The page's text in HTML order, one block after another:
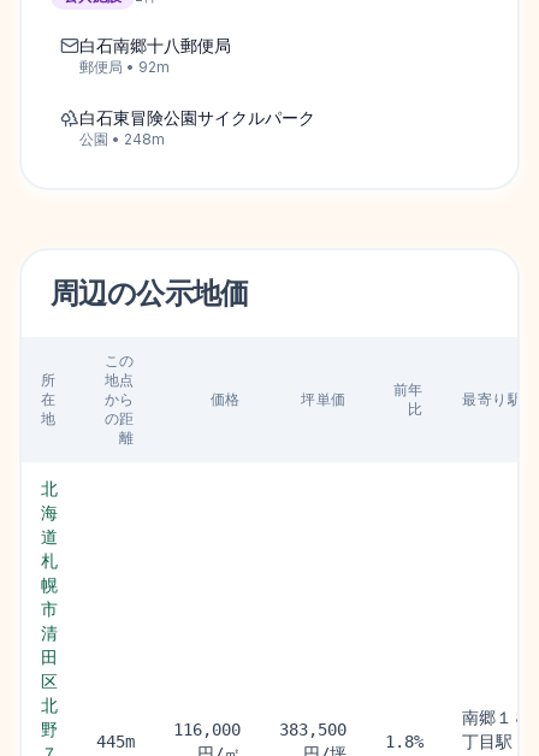
白石南郷十八郵便局
郵便局 • 92m
白石東冒険公園サイクルパーク
公園 • 248m
周辺の公示地価
所
在
地
この
地点
から
の距
離
価格 坪単価
前年
比
最寄り駅
北
海
道
札
幌
市
清
田
区
北
野
445m
116,000
383,500
1.8%
南郷１８
丁目駅